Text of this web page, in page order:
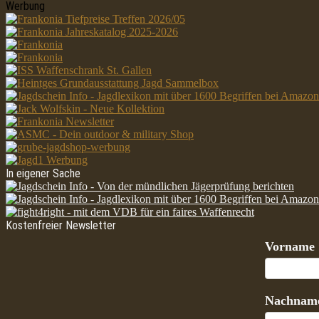
Werbung
In eigener Sache
Kostenfreier Newsletter
Vorname